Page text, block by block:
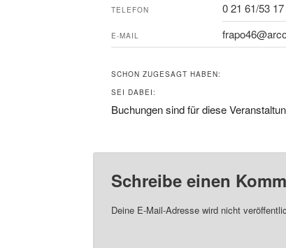
TELEFON 0 21 61/53
E-MAIL
SCHON ZUGESAGT HABEN:
SEI DABEI:
Buchungen sind für diese
Schreibe einen
Deine E-Mail-Adresse wird nicht